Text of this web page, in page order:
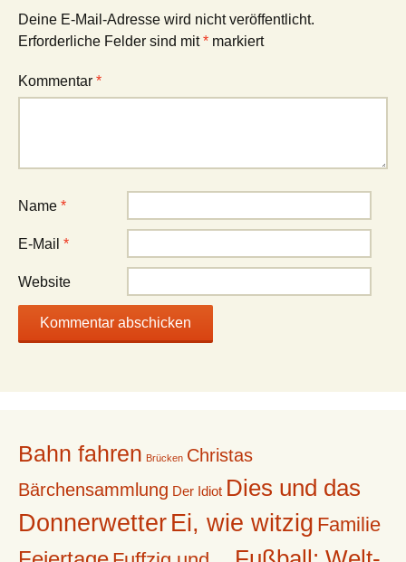
Deine E-Mail-Adresse wird nicht veröffentlicht.
Erforderliche Felder sind mit* markiert
Kommentar *
Name *
E-Mail *
Website
Bahn fahren Brücken Christas
Bärchensammlung Der Idiot Dies und das
Donnerwetter Ei, wie witzig Familie